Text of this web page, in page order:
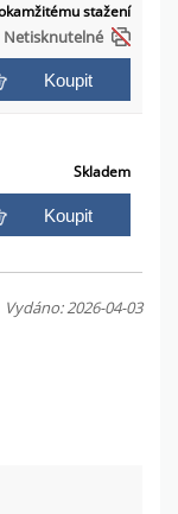
stažení
Netisknutelné
Koupit
Skladem
Koupit
Vydáno: 2026-04-03